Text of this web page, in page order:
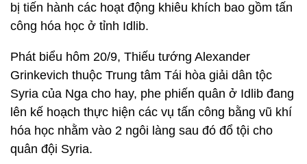
bị tiến hành các hoạt động khiêu khích bao gồm tấn
công hóa học ở tỉnh Idlib.
Phát biểu hôm 20/9, Thiếu tướng Alexander
Grinkevich thuộc Trung tâm Tái hòa giải dân tộc
Syria của Nga cho hay, phe phiến quân ở Idlib đang
lên kế hoạch thực hiện các vụ tấn công bằng vũ khí
hóa học nhằm vào 2 ngôi làng sau đó đổ tội cho
quân đội Syria.